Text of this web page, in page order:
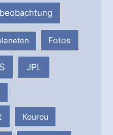
Fotos
JPL
Kourou